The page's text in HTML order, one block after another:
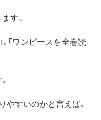
す。
「ワンピースを全巻読
やすいのかと言えば、